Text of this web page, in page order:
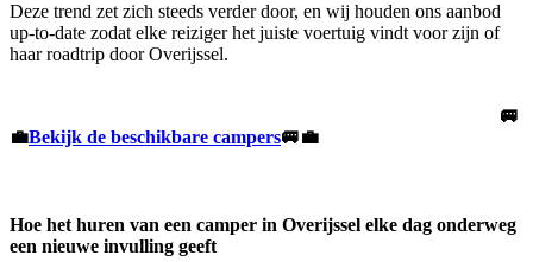
Deze trend zet zich steeds verder door, en wij houden ons aanbod
up-to-date zodat elke reiziger het juiste voertuig vindt voor zijn of
haar roadtrip door Overijssel.
🚐
💼Bekijk de beschikbare campers🚐💼
Hoe het huren van een camper in Overijssel elke dag onderweg
een nieuwe invulling geeft